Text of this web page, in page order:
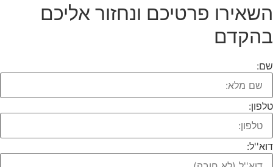
השאירו פרטיכם ונחזור אליכם
בהקדם
שם:
טלפון:
דוא''ל: